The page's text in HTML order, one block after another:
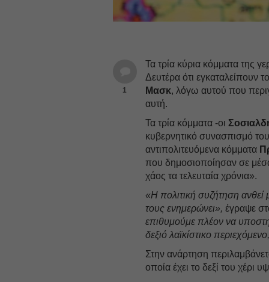
1
Τα τρία κύρια κόμματα της
Δευτέρα ότι εγκαταλείπουν
Μασκ, λόγω αυτού που
αυτή.
Τα τρία κόμματα -οι
κυβερνητικό συνασπισμό
αντιπολιτευόμενα κόμματα
που δημοσιοποίησαν σε
χάος τα τελευταία χρόνια».
«Η πολιτική συζήτηση ανθεί
τους ενημερώνει», έγραψε
επιθυμούμε πλέον να
δεξιό λαϊκίστικο
Στην ανάρτηση
οποία έχει το δεξί του χέρι